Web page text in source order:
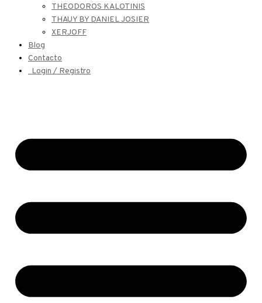
THEODOROS KALOTINIS
THAUY BY DANIEL JOSIER
XERJOFF
Blog
Contacto
Login / Registro